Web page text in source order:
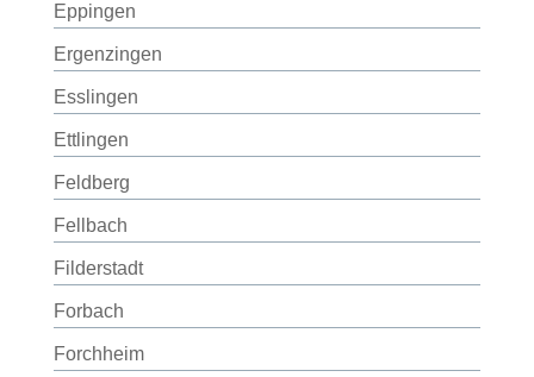
Eppingen
Ergenzingen
Esslingen
Ettlingen
Feldberg
Fellbach
Filderstadt
Forbach
Forchheim